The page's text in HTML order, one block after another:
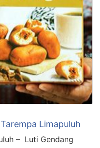
Limapuluh
– Luti Gendang